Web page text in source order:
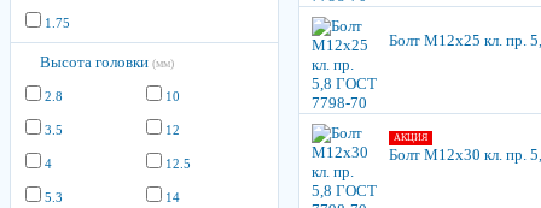
1.75
Высота головки (мм)
2.8
3.5
4
5.3
10
12
12.5
14
Болт М12х25 кл. пр.
АКЦИЯ
Болт М12х30 кл. пр.